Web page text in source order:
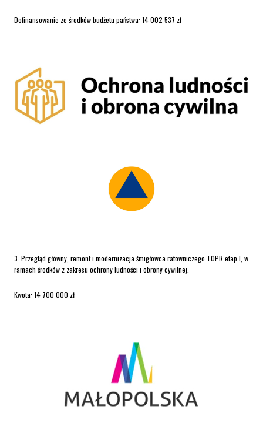
Dofinansowanie ze środków budżetu państwa: 14 002 537 zł
3. Przegląd główny, remont i modernizacja śmigłowca ratowniczego TOPR etap I, w
ramach środków z zakresu ochrony ludności i obrony cywilnej.
Kwota: 14 700 000 zł